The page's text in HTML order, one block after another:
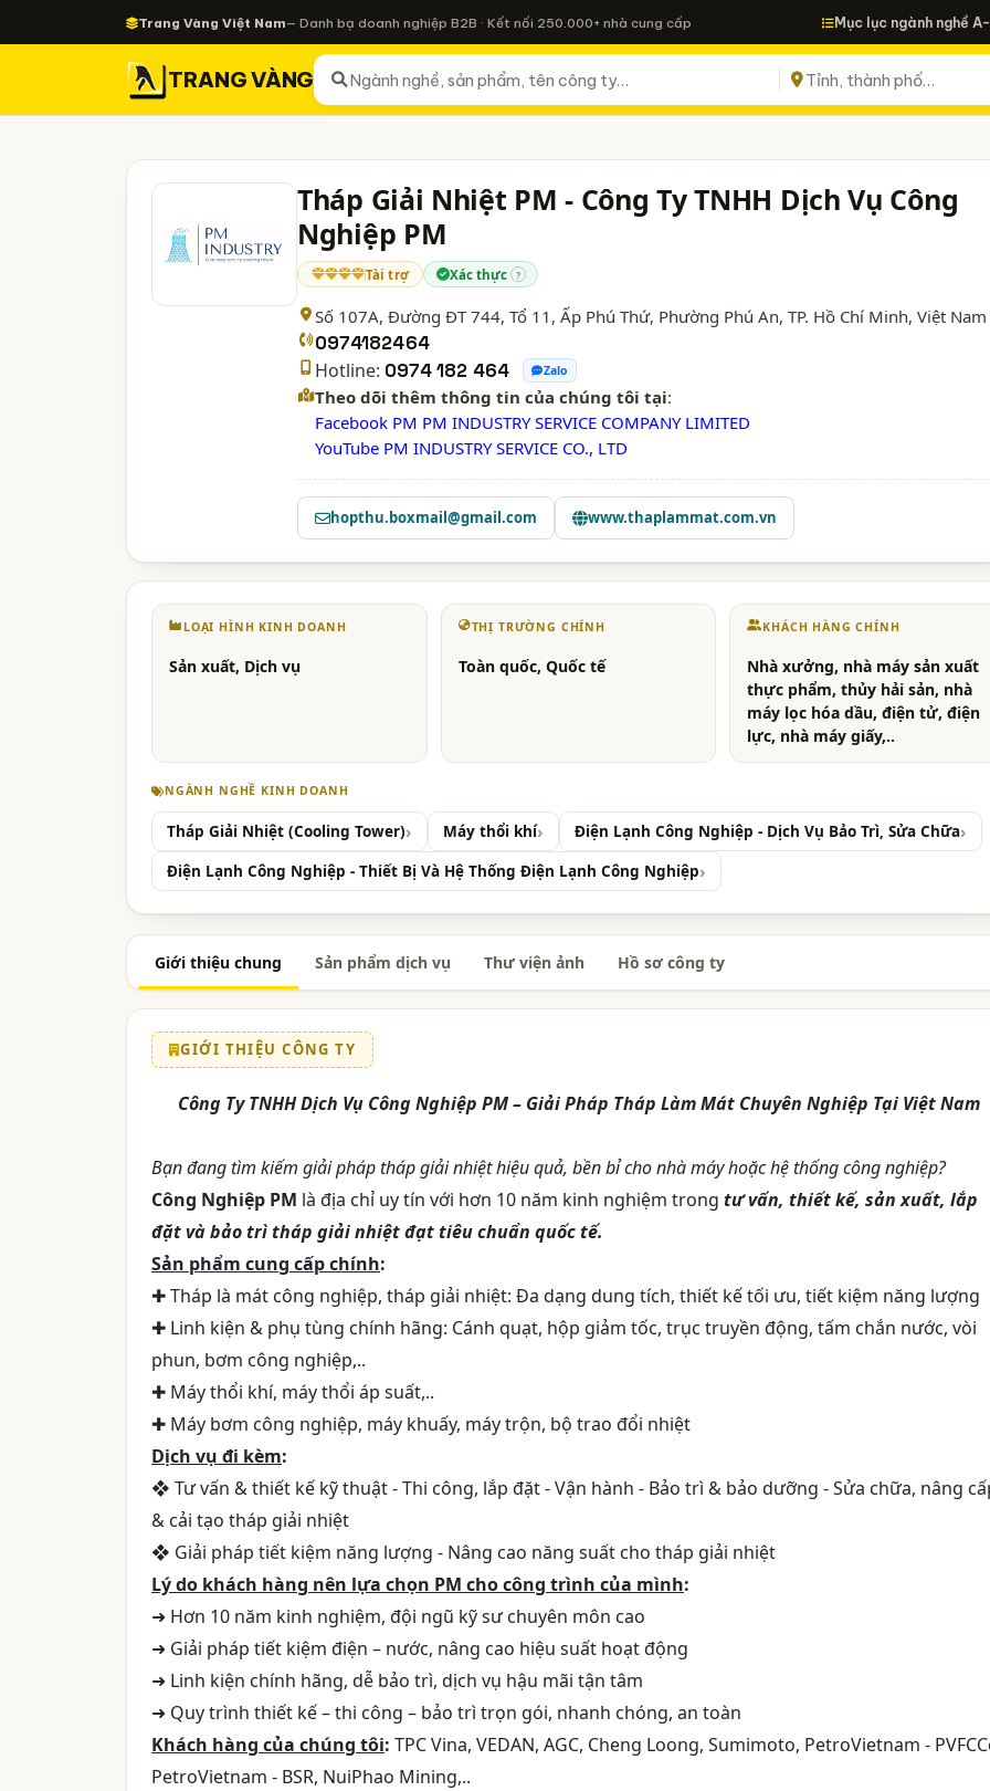
Trang Vàng Việt Nam— Danh bạ doanh nghiệp B2B · Kết nối 250.000+ nhà cung cấp Mục lục ngành nghề
TRANG VÀNG
Tháp Giải Nhiệt PM - Công Ty TNHH Dịch Vụ Công
Nghiệp PM
Tài trợ Xác thực ?
Số 107A, Đường ĐT 744, Tổ 11, Ấp Phú Thứ, Phường Phú An, TP. Hồ Chí Minh, Việt Nam
0974182464
Hotline: 0974 182 464 Zalo
Theo dõi thêm thông tin của chúng tôi tại:
Facebook PM PM INDUSTRY SERVICE COMPANY LIMITED
YouTube PM INDUSTRY SERVICE CO., LTD
hopthu.boxmail@gmail.com www.thaplammat.com.vn
LOẠI HÌNH KINH DOANH
Sản xuất, Dịch vụ
THỊ TRƯỜNG CHÍNH
Toàn quốc, Quốc tế
KHÁCH HÀNG CHÍNH
Nhà xưởng, nhà máy sản xuất
thực phẩm, thủy hải sản, nhà
máy lọc hóa dầu, điện tử, điện
lực, nhà máy giấy,..
NGÀNH NGHỀ KINH DOANH
Tháp Giải Nhiệt (Cooling Tower) Máy thổi khí
Điện Lạnh Công Nghiệp - Dịch Vụ Bảo Trì, Sửa Chữa
Điện Lạnh Công Nghiệp - Thiết Bị Và Hệ Thống Điện Lạnh Công Nghiệp
Giới thiệu chung Sản phẩm dịch vụ Thư viện ảnh Hồ sơ công ty
GIỚI THIỆU CÔNG TY
Công Ty TNHH Dịch Vụ Công Nghiệp PM – Giải Pháp Tháp Làm Mát Chuyên Nghiệp Tại Việt Nam
Bạn đang tìm kiếm giải pháp tháp giải nhiệt hiệu quả, bền bỉ cho nhà máy hoặc hệ thống công nghiệp?
Công Nghiệp PM là địa chỉ uy tín với hơn 10 năm kinh nghiệm trong tư vấn, thiết kế, sản xuất, lắp
đặt và bảo trì tháp giải nhiệt đạt tiêu chuẩn quốc tế.
Sản phẩm cung cấp chính:
✚ Tháp là mát công nghiệp, tháp giải nhiệt: Đa dạng dung tích, thiết kế tối ưu, tiết kiệm năng lượng
✚ Linh kiện & phụ tùng chính hãng: Cánh quạt, hộp giảm tốc, trục truyền động, tấm chắn nước, vòi
phun, bơm công nghiệp,..
✚ Máy thổi khí, máy thổi áp suất,..
✚ Máy bơm công nghiệp, máy khuấy, máy trộn, bộ trao đổi nhiệt
Dịch vụ đi kèm:
❖ Tư vấn & thiết kế kỹ thuật - Thi công, lắp đặt - Vận hành - Bảo trì & bảo dưỡng - Sửa chữa, nâng
& cải tạo tháp giải nhiệt
❖ Giải pháp tiết kiệm năng lượng - Nâng cao năng suất cho tháp giải nhiệt
Lý do khách hàng nên lựa chọn PM cho công trình của mình:
➜ Hơn 10 năm kinh nghiệm, đội ngũ kỹ sư chuyên môn cao
➜ Giải pháp tiết kiệm điện – nước, nâng cao hiệu suất hoạt động
➜ Linh kiện chính hãng, dễ bảo trì, dịch vụ hậu mãi tận tâm
➜ Quy trình thiết kế – thi công – bảo trì trọn gói, nhanh chóng, an toàn
Khách hàng của chúng tôi: TPC Vina, VEDAN, AGC, Cheng Loong, Sumimoto, PetroVietnam -
PetroVietnam - BSR, NuiPhao Mining,..